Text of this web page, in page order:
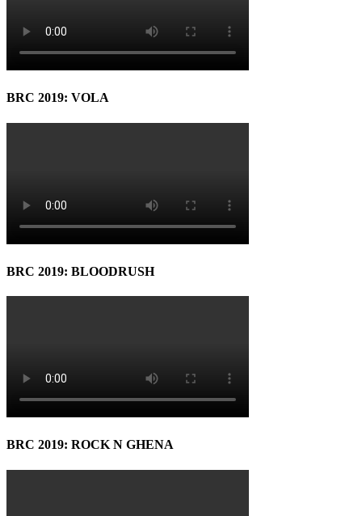
BRC 2019: VOLA
BRC 2019: BLOODRUSH
BRC 2019: ROCK N GHENA